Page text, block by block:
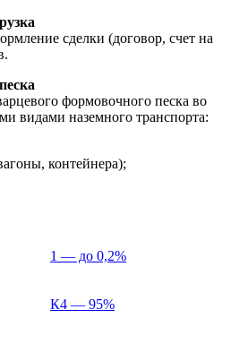
сделки (договор, счет на
формовочного песка во
видами наземного транспорта:
контейнера);
1 — до 0,2%
К4 — 95%